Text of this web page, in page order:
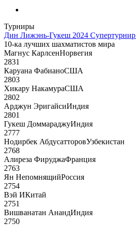
Турниры
Дин Лижэнь-Гукеш 2024 Супертурнир
10-ка лучших шахматистов мира
Магнус КарлсенНорвегия
2831
Каруана ФабианоСША
2803
Хикару НакамураСША
2802
Арджун ЭригайсиИндия
2801
Гукеш ДоммараджуИндия
2777
Нодирбек АбдусатторовУзбекистан
2768
Алиреза ФируджаФранция
2763
Ян НепомнящийРоссия
2754
Вэй ИКитай
2751
Вишванатан АнандИндия
2750